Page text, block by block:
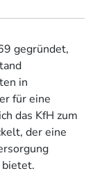
gegründet,
in
für eine
das KfH zum
der eine